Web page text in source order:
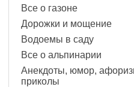
Все о газоне
Дорожки и мощение
Водоемы в саду
Все о альпинарии
Анекдоты, юмор,
приколы